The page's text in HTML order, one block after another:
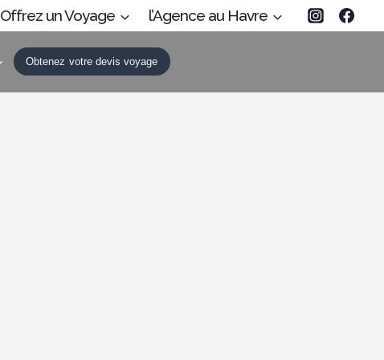
Offrez un Voyage l’Agence au Havre
Obtenez votre devis voyage